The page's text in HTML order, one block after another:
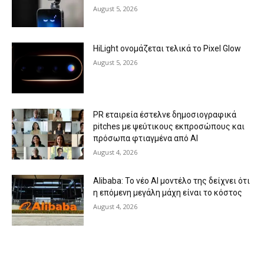
August 5, 2026
HiLight ονομάζεται τελικά το Pixel Glow
August 5, 2026
PR εταιρεία έστελνε δημοσιογραφικά
pitches με ψεύτικους εκπροσώπους και
πρόσωπα φτιαγμένα από AI
August 4, 2026
Alibaba: Το νέο AI μοντέλο της δείχνει ότι
η επόμενη μεγάλη μάχη είναι το κόστος
August 4, 2026